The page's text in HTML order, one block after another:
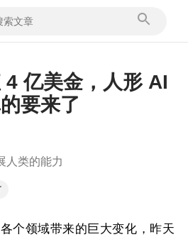
4 亿美金，人形 AI
要来了
人类的能力
个领域带来的巨大变化，昨天